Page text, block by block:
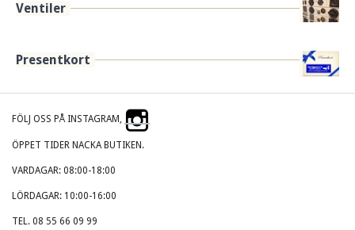
Ventiler
Presentkort
FÖLJ OSS PÅ INSTAGRAM,
ÖPPET TIDER NACKA BUTIKEN.
VARDAGAR: 08:00-18:00
LÖRDAGAR: 10:00-16:00
TEL. 08 55 66 09 99